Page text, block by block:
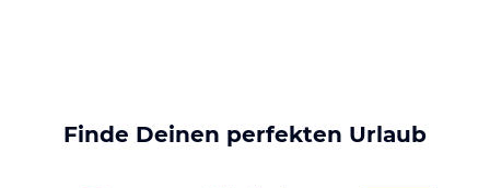
Finde Deinen perfekten Urlaub